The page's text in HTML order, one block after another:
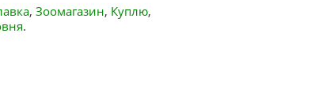
, Зоомагазин, Куплю,
.